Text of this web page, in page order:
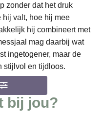
zonder dat het druk
hij valt, hoe hij mee
hij combineert met
mag daarbij wat
ingetogener, maar de
stijlvol en tijdloos.
bij jou?